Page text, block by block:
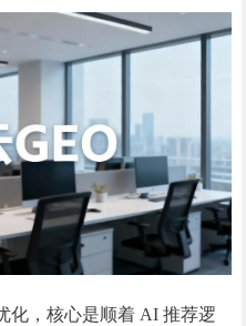
化，核心是顺着 AI 推荐逻